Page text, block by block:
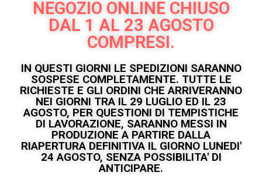
NEGOZIO ONLINE CHIUSO
DAL 1 AL 23 AGOSTO
COMPRESI.
IN QUESTI GIORNI LE SPEDIZIONI SARANNO
SOSPESE COMPLETAMENTE. TUTTE LE
RICHIESTE E GLI ORDINI CHE ARRIVERANNO
NEI GIORNI TRA IL 29 LUGLIO ED IL 23
AGOSTO, PER QUESTIONI DI TEMPISTICHE
DI LAVORAZIONE, SARANNO MESSI IN
PRODUZIONE A PARTIRE DALLA
RIAPERTURA DEFINITIVA IL GIORNO LUNEDI'
24 AGOSTO, SENZA POSSIBILITA' DI
ANTICIPARE.